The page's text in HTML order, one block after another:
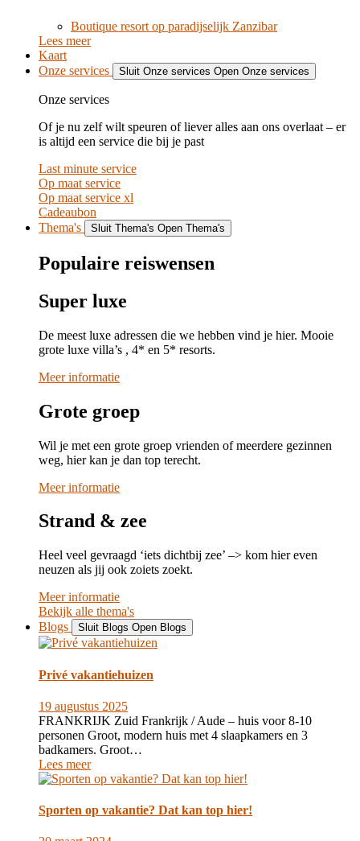
Boutique resort op paradijselijk Zanzibar
Lees meer
Kaart
Onze services
Sluit Onze services Open Onze services
Onze services
Of je nu zelf wilt speuren of liever alles aan ons overlaat – er
is altijd een service die bij je past
Last minute service
Op maat service
Op maat service xl
Cadeaubon
Thema's
Sluit Thema's Open Thema's
Populaire reiswensen
Super luxe
De meest luxe adressen die we hebben vind je hier. Mooie
grote luxe villa’s , 4* en 5* resorts.
Meer informatie
Grote groep
Wil je met een grote groep vrienden of meerdere gezinnen
weg, hier kan je dan top terecht.
Meer informatie
Strand & zee
Heel veel gevraagd ‘iets dichtbij zee’ –> kom hier even
neuzen als jij ook zoiets zoekt.
Meer informatie
Bekijk alle thema's
Blogs
Sluit Blogs Open Blogs
Privé vakantiehuizen
19 augustus 2025
FRANKRIJK Zuid Frankrijk / Aude – huis voor 8-10
personen Groot, modern huis met 4 slaapkamers en 3
badkamers. Groot…
Lees meer
Sporten op vakantie? Dat kan top hier!